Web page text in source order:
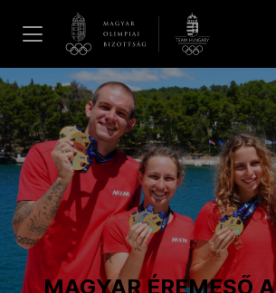
Hírek
Galéria
Dakar 2026
MAGYAR ÉREMESŐ A